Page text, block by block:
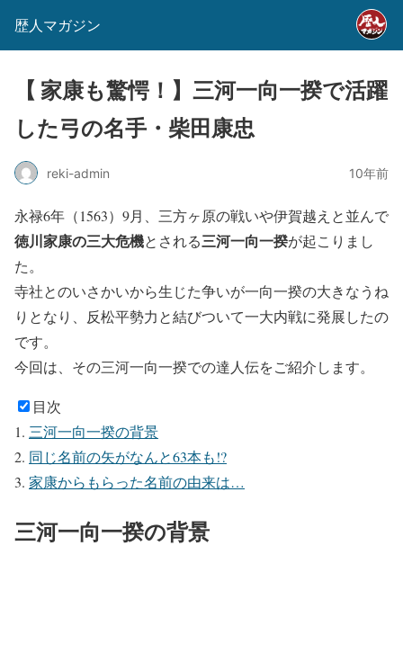
歴人マガジン
【 家康も驚愕！】三河一向一揆で活躍
した弓の名手・柴田康忠
reki-admin 10年前
永禄6年（1563）9月、三方ヶ原の戦いや伊賀越えと並んで
徳川家康の三大危機とされる三河一向一揆が起こりまし
た。
寺社とのいさかいから生じた争いが一向一揆の大きなうね
りとなり、反松平勢力と結びついて一大内戦に発展したの
です。
今回は、その三河一向一揆での達人伝をご紹介します。
目次
三河一向一揆の背景
同じ名前の矢がなんと63本も!?
家康からもらった名前の由来は…
三河一向一揆の背景